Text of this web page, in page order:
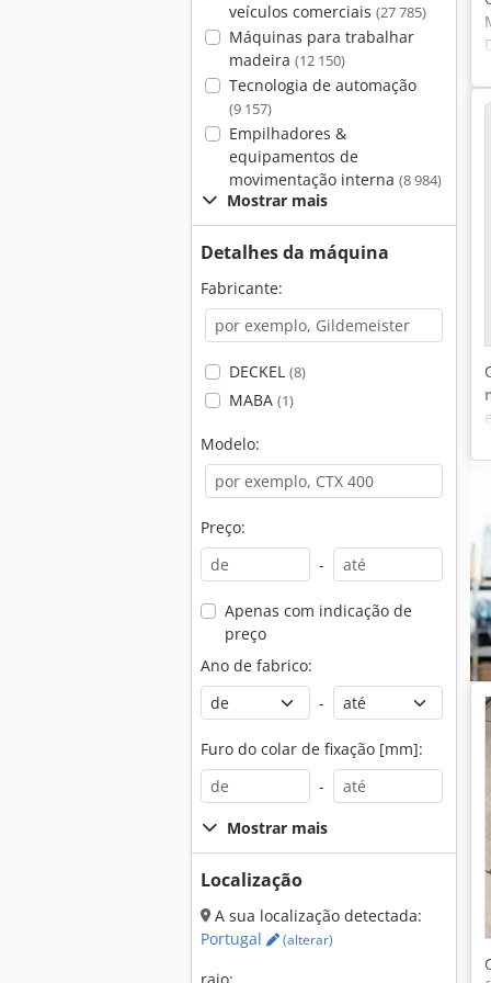
veículos comerciais (27 785)
Máquinas para trabalhar
madeira (12 150)
Tecnologia de automação
(9 157)
Empilhadores &
equipamentos de
movimentação interna (8 984)
Mostrar mais
Detalhes da máquina
Fabricante:
DECKEL (8)
MABA (1)
Modelo:
Preço:
-
Apenas com indicação de
preço
Ano de fabrico:
-
Furo do colar de fixação [mm]:
-
Mostrar mais
Localização
A sua localização detectada:
Portugal
(alterar)